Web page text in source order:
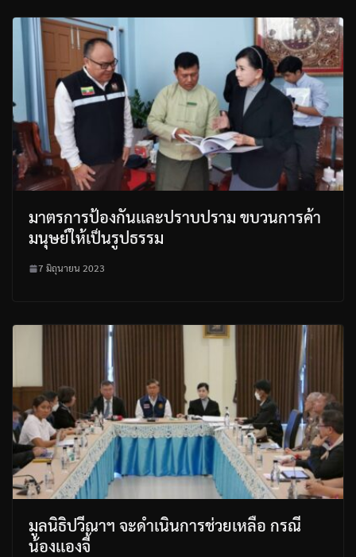
มาตรการป้องกันเเละปราบปราม ขบวนการค้า
มนุษย์ให้เป็นรูปธรรม
7 มิถุนายน 2023
มูลนิธิปวีณาฯ จะดำเนินการช่วยเหลือ กรณี
น้องเเองจี้